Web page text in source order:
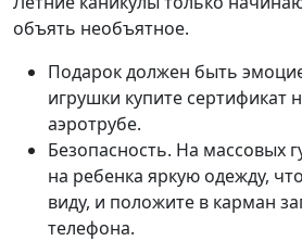
объять необъятное.
Подарок должен быть
игрушки купите сертификат
аэротрубе.
Безопасность. На массовых
на ребенка яркую одежду,
виду, и положите в карман
телефона.